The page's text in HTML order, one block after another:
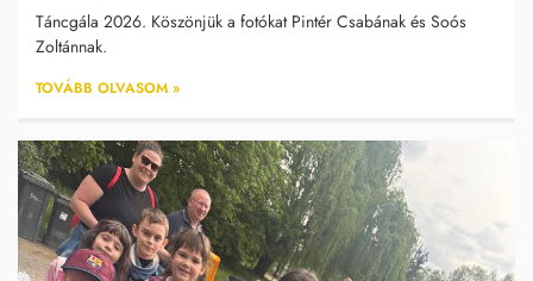
Táncgála 2026. Köszönjük a fotókat Pintér Csabának és Soós
Zoltánnak.
TOVÁBB OLVASOM »